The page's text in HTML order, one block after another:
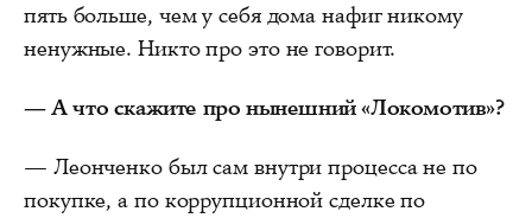
пять больше, чем у себя дома нафиг никому
ненужные. Никто про это не говорит.
— А что скажите про нынешний «Локомотив»?
— Леонченко был сам внутри процесса не по
покупке, а по коррупционной сделке по